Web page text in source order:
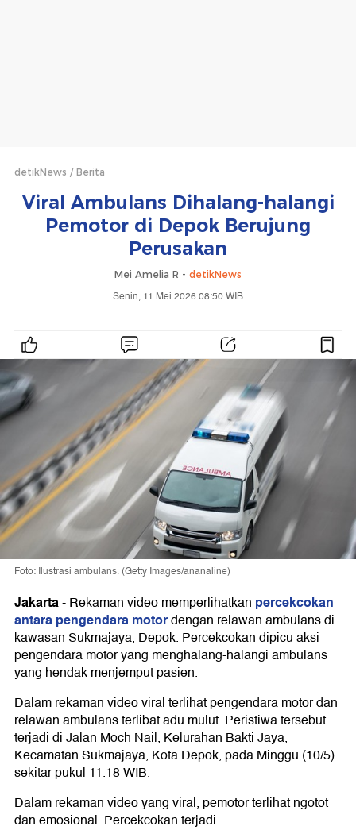
detikNews Berita
Viral Ambulans Dihalang-halangi
Pemotor di Depok Berujung
Perusakan
Mei Amelia R - detikNews
Senin, 11 Mei 2026 08:50 WIB
Foto: Ilustrasi ambulans. (Getty Images/ananaline)
Jakarta-Rekaman video memperlihatkan percekcokan
antara pengendara motordengan relawan ambulans di
kawasan Sukmajaya, Depok. Percekcokan dipicu aksi
pengendara motor yang menghalang-halangi ambulans
yang hendak menjemput pasien.
Dalam rekaman video viral terlihat pengendara motor dan
relawan ambulans terlibat adu mulut. Peristiwa tersebut
terjadi di Jalan Moch Nail, Kelurahan Bakti Jaya,
Kecamatan Sukmajaya, Kota Depok, pada Minggu (10/5)
sekitar pukul 11.18 WIB.
Dalam rekaman video yang viral, pemotor terlihat ngotot
dan emosional. Percekcokan terjadi.